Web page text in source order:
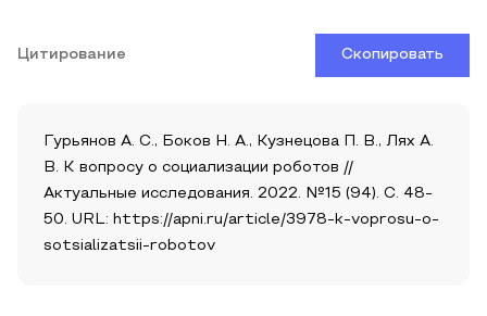
Цитирование Скопировать
Гурьянов А. С., Боков Н. А., Кузнецова П. В., Лях А.
В. К вопросу о социализации роботов //
Актуальные исследования. 2022. №15 (94). С. 48-
50. URL: https://apni.ru/article/3978-k-voprosu-o-
sotsializatsii-robotov